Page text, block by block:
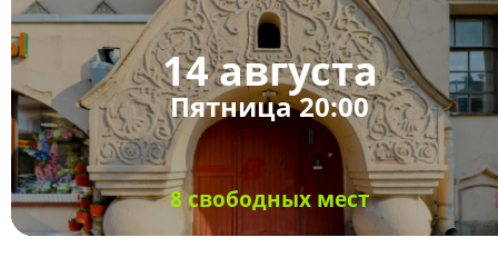
14 августа
Пятница 20:00
8 свободных мест